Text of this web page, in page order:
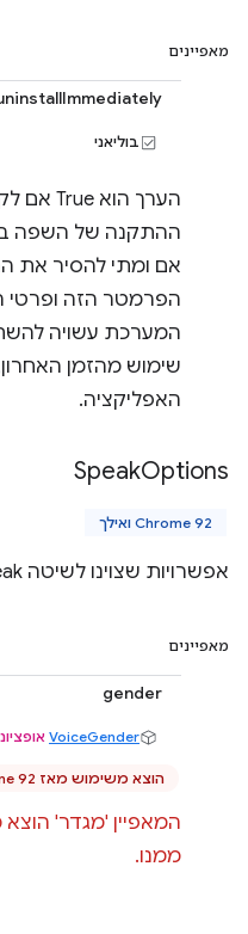
מאפיינים
בוליאני
ההתקנה של השפה
אם ומתי להסיר את
המערכת עשויה
שימוש מהזמן
האפליקציה.
SpeakOptions
Chrome 92 ואילך
אפשרויות שצוינו לשיטה tts.speak().
מאפיינים
gender
VoiceGender
הוצא משימוש מאז Chrome 92
המאפיין 'מגדר'
ממנו.